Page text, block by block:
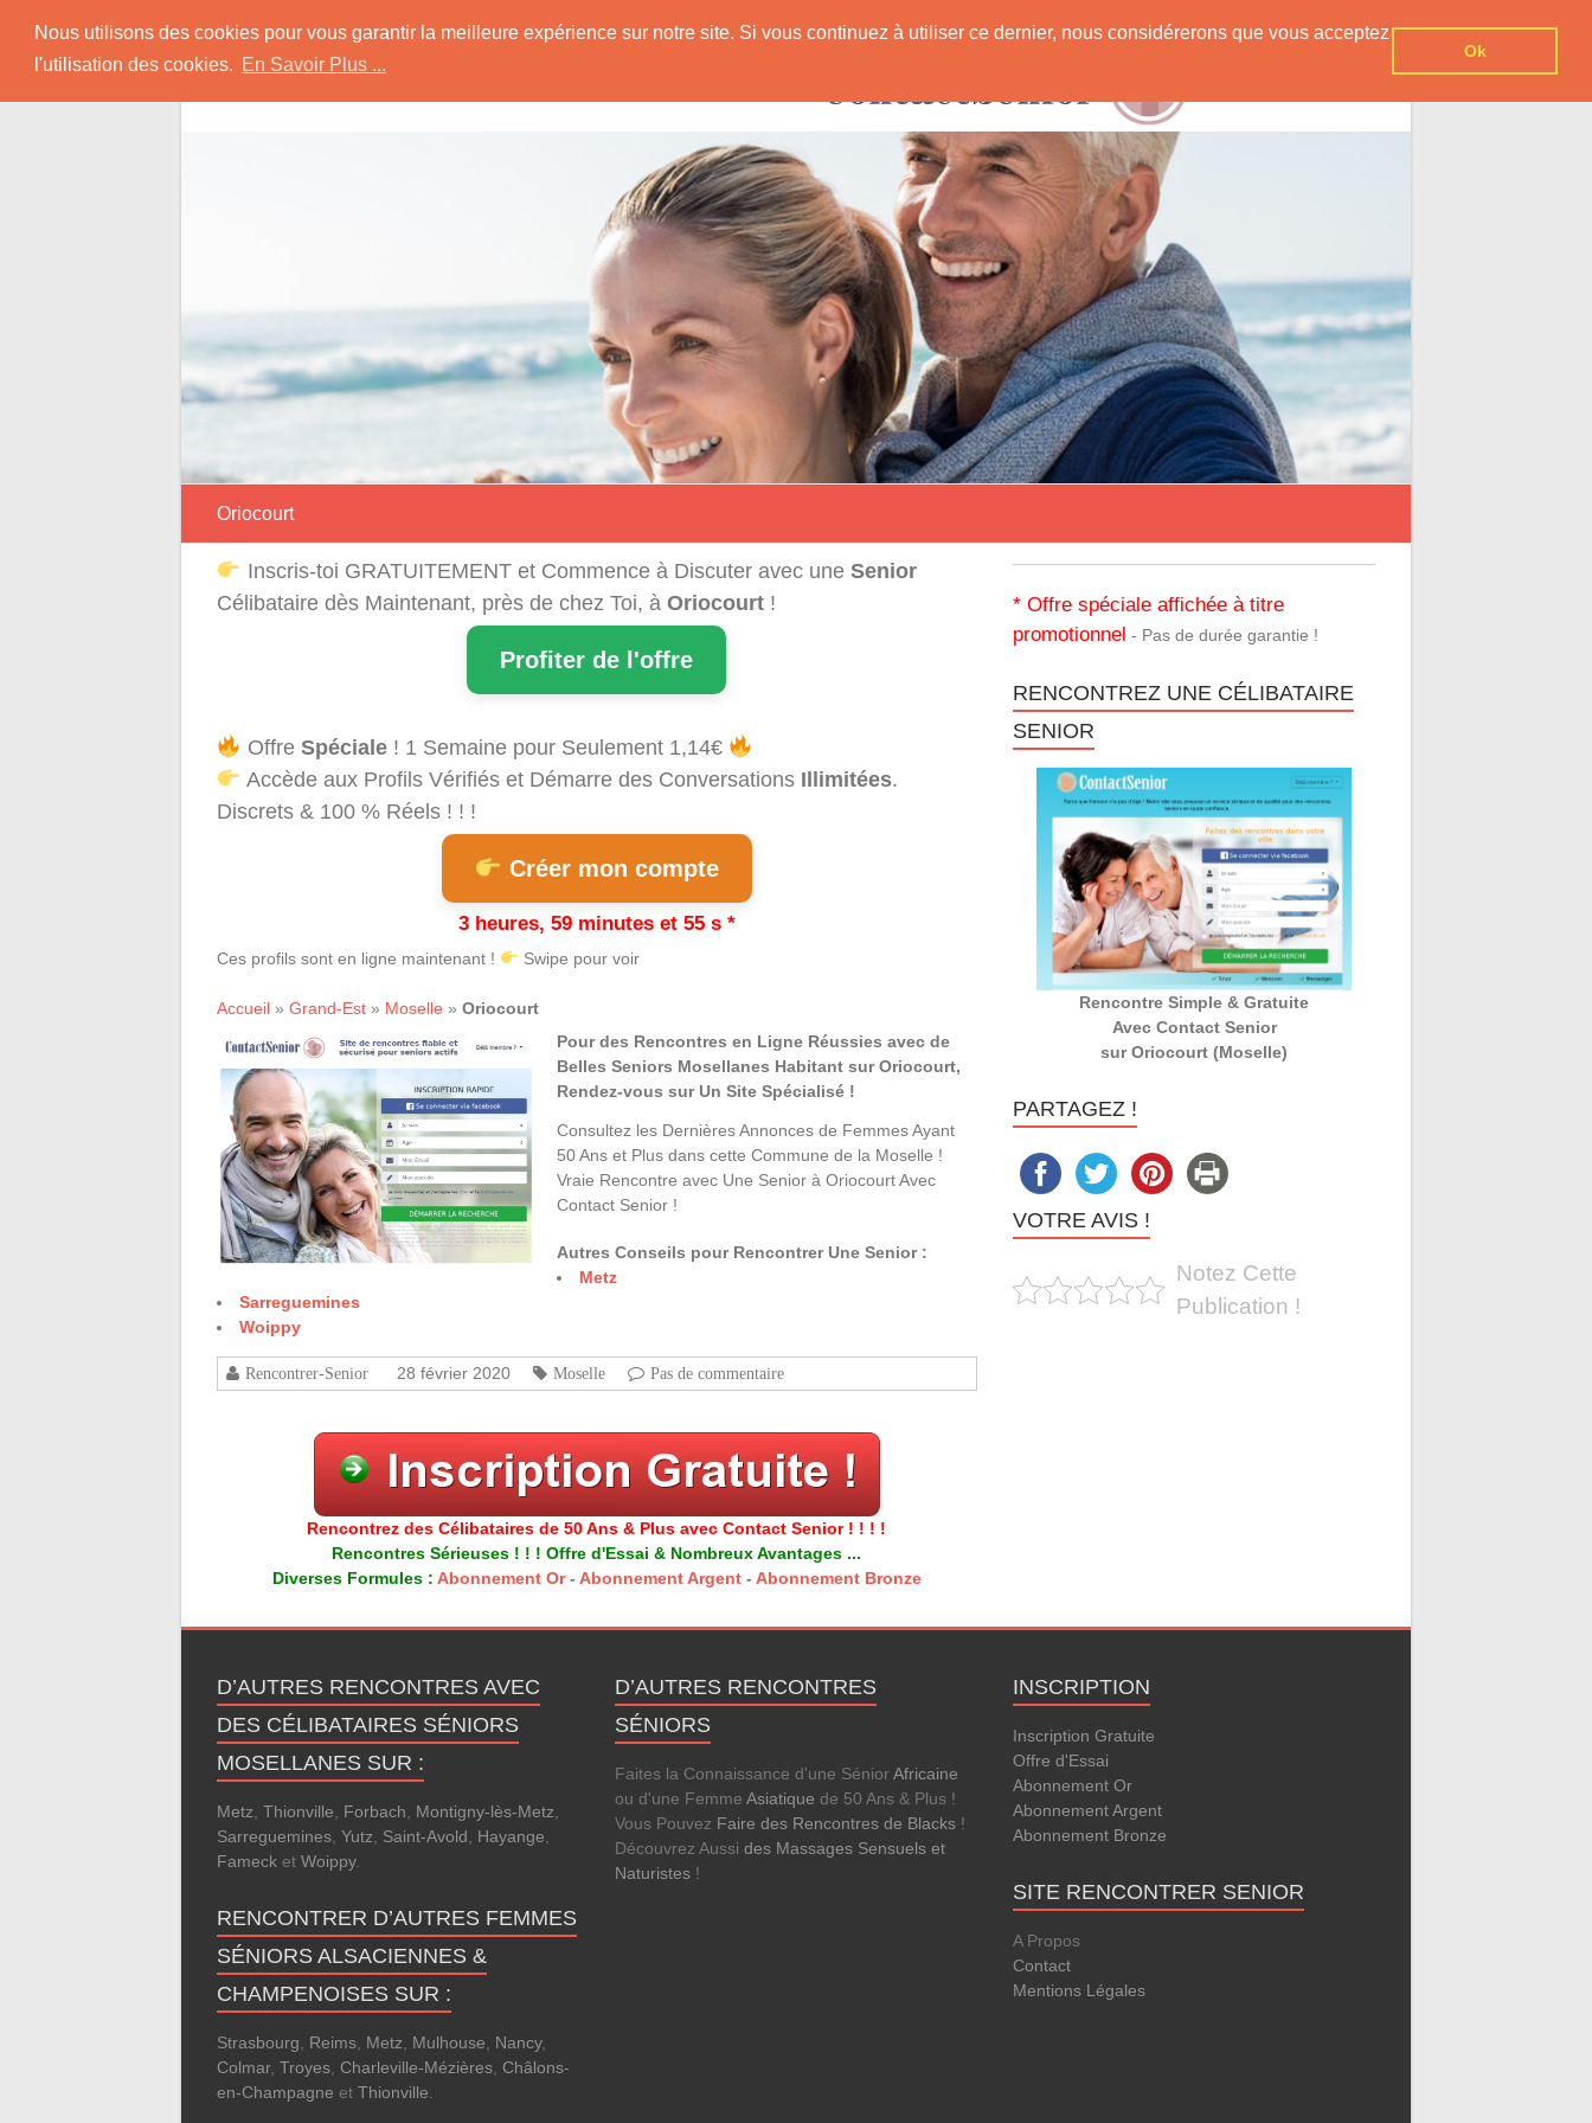
Nous utilisons des cookies pour vous garantir la meilleure expérience sur notre site. Si vous continuez à utiliser ce dernier, nous considérerons que vous acceptez
l'utilisation des cookies. En Savoir Plus ...
Ok
content
Rencontrer Senior
Conseils & Infos pour la Rencontre d'une Senior
Oriocourt
Inscris-toi GRATUITEMENT et Commence à Discuter avec une Senior
Célibataire dès Maintenant, près de chez Toi, à Oriocourt !
Profiter de l'offre
Offre Spéciale! 1 Semaine pour Seulement 1,14€
Accède aux Profils Vérifiés et Démarre des Conversations Illimitées.
Discrets & 100 % Réels ! ! !
Créer mon compte
3 heures, 59 minutes et 54 s *
Ces profils sont en ligne maintenant ! Swipe pour voir
Accueil » Grand-Est » Moselle » Oriocourt
Pour des Rencontres en Ligne Réussies avec de
Belles Seniors Mosellanes Habitant sur Oriocourt,
Rendez-vous sur Un Site Spécialisé !
Consultez les Dernières Annonces de Femmes Ayant
50 Ans et Plus dans cette Commune de la Moselle !
Vraie Rencontre avec Une Senior à Oriocourt Avec
Contact Senior !
Autres Conseils pour Rencontrer Une Senior :
Metz
Sarreguemines
Woippy
Rencontrer-Senior 28 février 2020 Moselle Pas de commentaire
Rencontrez des Célibataires de 50 Ans & Plus avec Contact Senior ! ! ! !
Rencontres Sérieuses ! ! ! Offre d'Essai & Nombreux Avantages ...
Diverses Formules : Abonnement Or- Abonnement Argent- Abonnement Bronze
* Offre spéciale affichée à titre
promotionnel - Pas de durée garantie !
RENCONTREZ UNE CÉLIBATAIRE
SENIOR
Rencontre Simple & Gratuite
Avec Contact Senior
sur Oriocourt (Moselle)
PARTAGEZ !
VOTRE AVIS !
Notez Cette
Publication !
D’AUTRES RENCONTRES AVEC
DES CÉLIBATAIRES SÉNIORS
MOSELLANES SUR :
Metz Thionville Forbach Montigny-lès-Metz
Sarreguemines Yutz Saint-Avold Hayange
Fameck et Woippy.
RENCONTRER D’AUTRES FEMMES
SÉNIORS ALSACIENNES &
CHAMPENOISES SUR :
Strasbourg Reims Metz Mulhouse Nancy,
Colmar, Troyes Charleville-Mézières Châlons-
en-Champagne et Thionville
D’AUTRES RENCONTRES
SÉNIORS
Faites la Connaissance d'une SéniorAfricaine
ou d'une Femme Asiatique de 50 Ans & Plus !
Vous Pouvez Faire des Rencontres de Blacks !
Découvrez Aussi des Massages Sensuels et
Naturistes !
INSCRIPTION
Inscription Gratuite
Offre d'Essai
Abonnement Or
Abonnement Argent
Abonnement Bronze
SITE RENCONTRER SENIOR
A Propos
Contact
Mentions Légales